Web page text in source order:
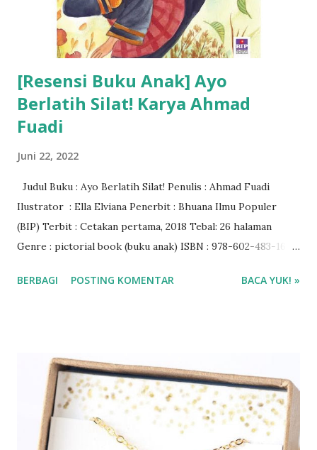
[Resensi Buku Anak] Ayo
Berlatih Silat! Karya Ahmad
Fuadi
Juni 22, 2022
Judul Buku : Ayo Berlatih Silat! Penulis : Ahmad Fuadi
Ilustrator : Ella Elviana Penerbit : Bhuana Ilmu Populer
(BIP) Terbit : Cetakan pertama, 2018 Tebal: 26 halaman
Genre : pictorial book (buku anak) ISBN : 978-602-483-165-
aplikasi Ipusnas ❤❤❤
BERBAGI POSTING KOMENTAR BACA YUK! »